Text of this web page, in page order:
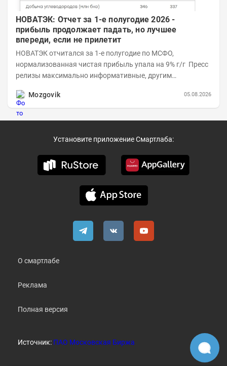
НОВАТЭК: Отчет за 1-е полугодие 2026 -
прибыль продолжает падать, но лучшее
впереди, если не прилетит
НОВАТЭК отчитался за 1-е полугодие по МСФО,
нормализованная чистая прибыль упала на 9% г/г Пресс
релизы максимально информативные, другим
Mozgovik
05.08.2026
Установите приложение Смартлаба:
О смартлабе
Реклама
Полная версия
Источник: ПАО Московская Биржа